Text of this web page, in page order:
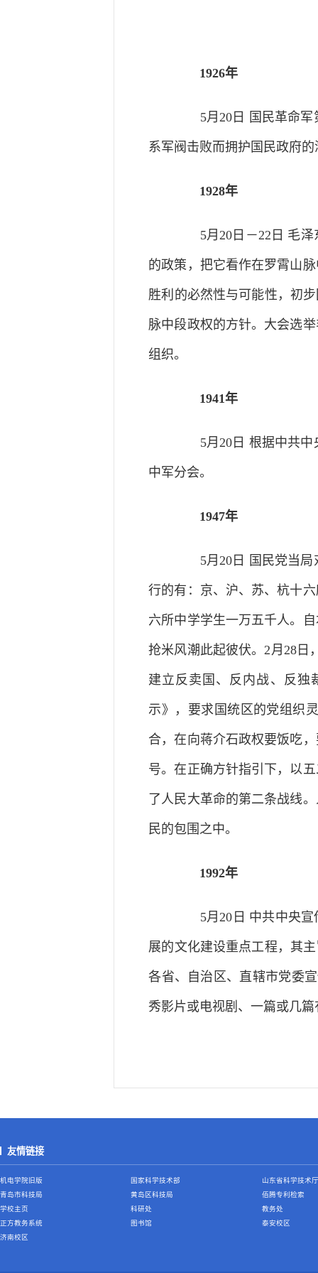
1926年
5月20日 国民革命军
系军阀击败而拥护国民政府
1928年
5月20日－22日 毛泽
的政策，把它看作在罗霄山
胜利的必然性与可能性，初
脉中段政权的方针。大会选
组织。
1941年
5月20日 根据中共中
中军分会。
1947年
5月20日 国民党当局
行的有：京、沪、苏、杭十
六所中学学生一万五千人。
抢米风潮此起彼伏。2月28日
建立反卖国、反内战、反独
示》，要求国统区的党组织
合，在向蒋介石政权要饭吃
号。在正确方针指引下，以
了人民大革命的第二条战线
民的包围之中。
1992年
5月20日 中共中央宣传
展的文化建设重点工程，其
各省、自治区、直辖市党委
秀影片或电视剧、一篇或几
友情链接
机电学院旧版 国家科学技术部
山东省科学技术厅
青岛市科技局
黄岛区科技局
佰腾专利检索
学校主页
科研处
教务处
正方教务系统
图书馆
泰安校区
济南校区